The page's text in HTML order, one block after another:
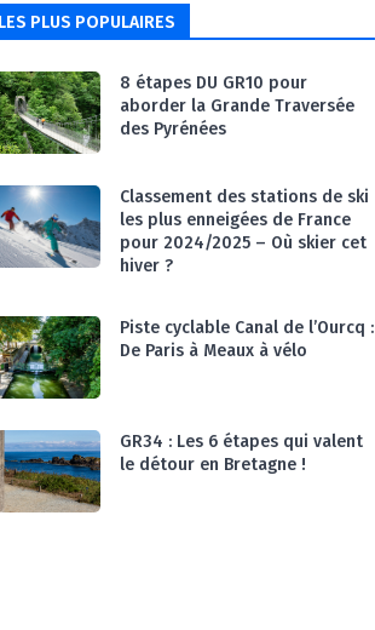
SPORT & NATURE
07:19
#Ep14 VLOG : TEAM BUILDING
04:30
#EP15 VLOG : DÉCOUVERTE DU
VENTOUX AVEC ON PISTE !
LES PLUS POPULAIRES
8 étapes DU GR10 pour
aborder la Grande Traversée
des Pyrénées
Classement des stations de ski
les plus enneigées de France
pour 2024/2025 – Où skier cet
hiver ?
Piste cyclable Canal de l’Ourcq :
De Paris à Meaux à vélo
GR34 : Les 6 étapes qui valent
le détour en Bretagne !